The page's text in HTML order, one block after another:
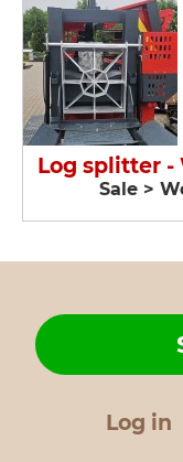
Log splitter
Sale >
Log in